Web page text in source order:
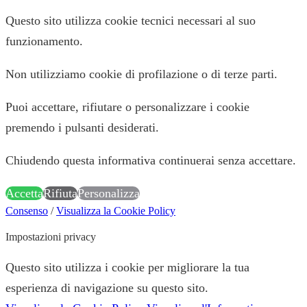
Questo sito utilizza cookie tecnici necessari al suo
funzionamento.
Non utilizziamo cookie di profilazione o di terze parti.
Puoi accettare, rifiutare o personalizzare i cookie
premendo i pulsanti desiderati.
Chiudendo questa informativa continuerai senza accettare.
AccettaRifiutaPersonalizza
Consenso /Visualizza la Cookie Policy
Impostazioni privacy
Questo sito utilizza i cookie per migliorare la tua
esperienza di navigazione su questo sito.